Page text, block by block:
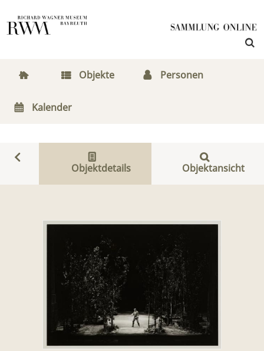
Objekte Personen
Kalender
Objektdetails Objektansicht